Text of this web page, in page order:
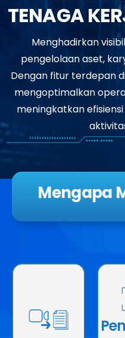
TENAGA
Menghadirkan
pengelolaan aset,
Dengan fitur terdepan
mengoptimalkan
meningkatkan
Mengapa
pekerja
menangkap
secara
untuk
pelaporan